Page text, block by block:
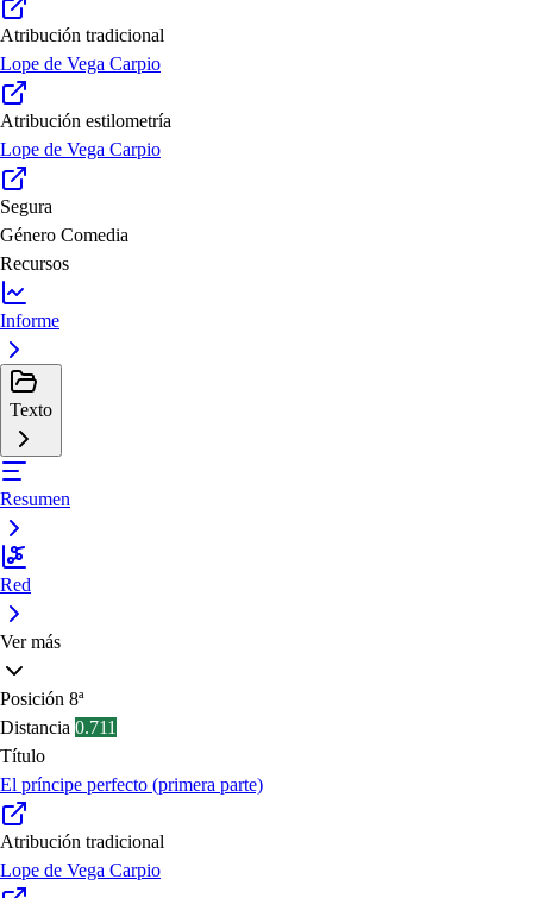
Atribución tradicional
Lope de Vega Carpio
Atribución estilometría
Lope de Vega Carpio
Segura
Género Comedia
Recursos
Informe
Texto
Resumen
Red
Ver más
Posición 8ª
Distancia 0.711
Título
El príncipe perfecto (primera parte)
Atribución tradicional
Lope de Vega Carpio